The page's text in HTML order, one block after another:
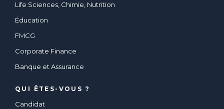
Life Sciences, Chimie, Nutrition
Éducation
FMCG
Corporate Finance
Banque et Assurance
QUI ÊTES-VOUS ?
Candidat